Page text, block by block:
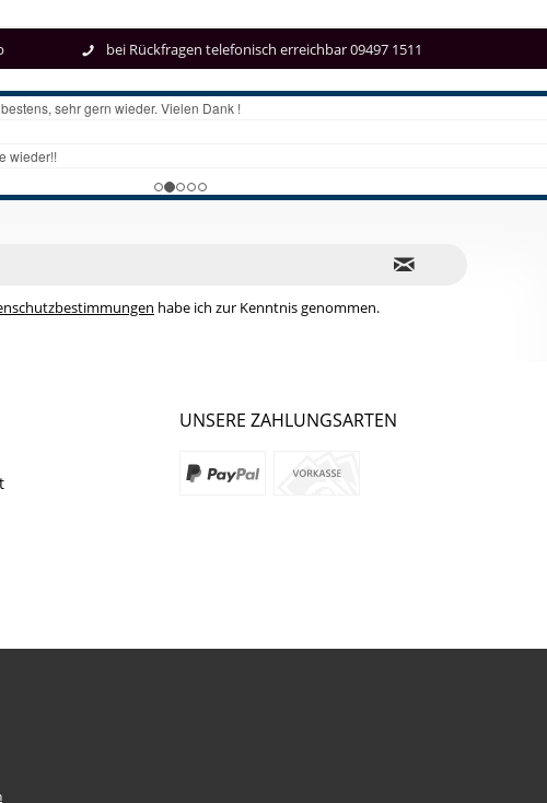
bei Rückfragen telefonisch erreichbar 09497 1511
habe ich zur Kenntnis genommen.
UNSERE ZAHLUNGSARTEN